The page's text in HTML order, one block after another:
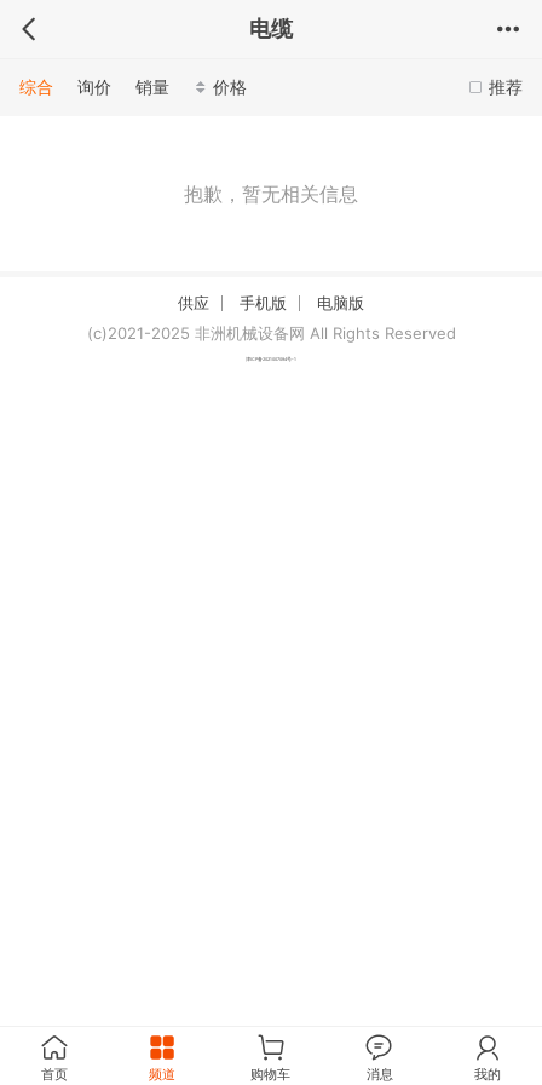
电缆
推荐
综合 询价 销量 价格
抱歉，暂无相关信息
供应 手机版
电脑版
(c)2021-2025 非洲机械设备网 All Rights Reserved
津ICP备2021007094号-1
首页 频道 购物车 消息 我的